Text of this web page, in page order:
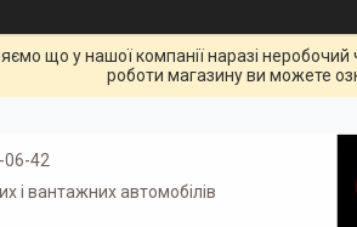
що у нашої компанії наразі
роботи магазину ви можете
06-42
і вантажних автомобілів